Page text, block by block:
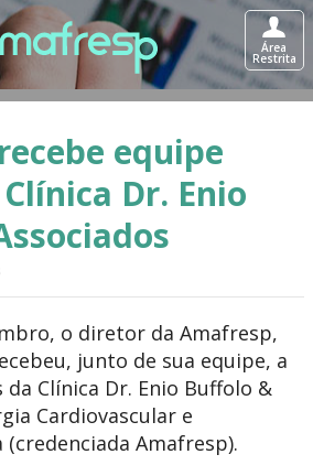
Área
Restrita
equipe
Dr. Enio
o diretor da Amafresp,
junto de sua equipe, a
Clínica Dr. Enio Buffolo &
Cardiovascular e
(credenciada Amafresp).